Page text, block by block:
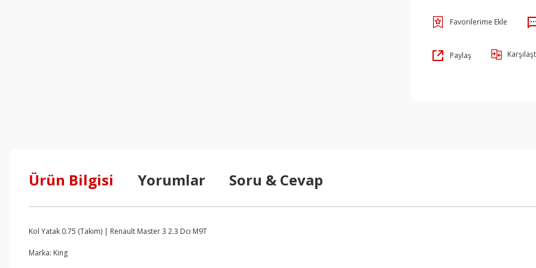
Paylaş
Ürün Bilgisi Yorumlar Soru & Cevap
Kol Yatak 0.75 (Takım) | Renault Master 3 2.3 Dci M9T
Marka: King